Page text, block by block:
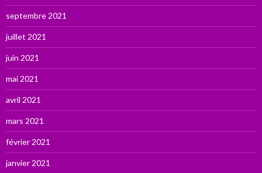
septembre 2021
juillet 2021
juin 2021
mai 2021
avril 2021
mars 2021
février 2021
janvier 2021